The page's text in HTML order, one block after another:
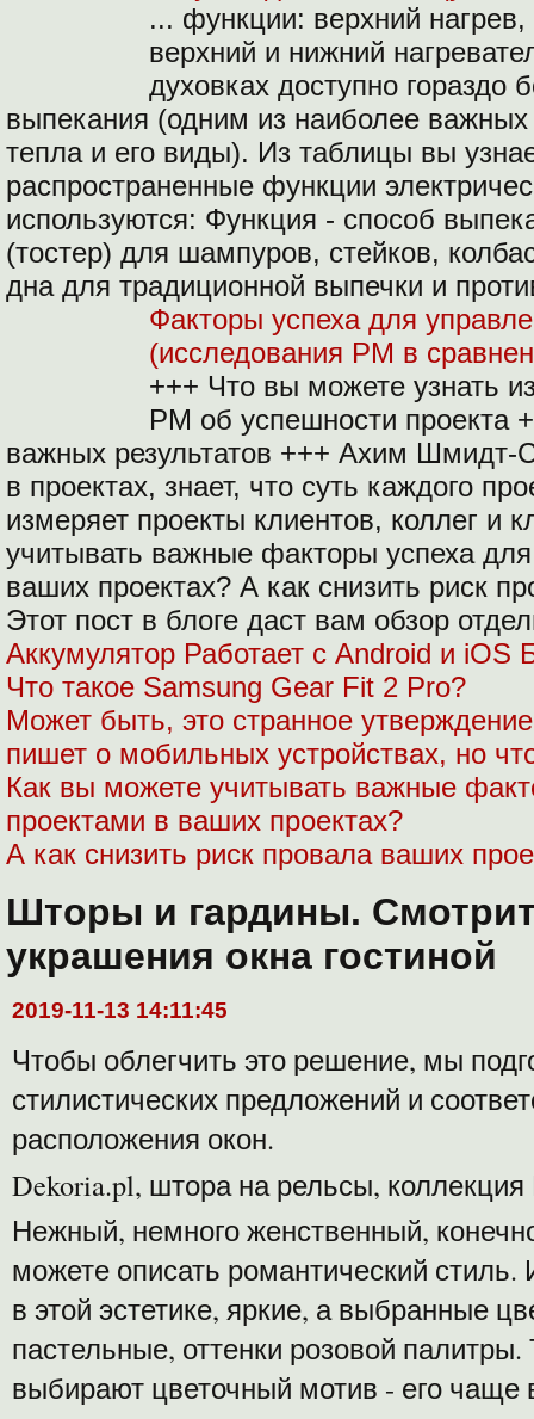
... функции: верхний
верхний и нижний
духовках доступно гораздо
выпекания (одним из наиболее важных
тепла и его виды). Из таблицы вы
распространенные функции
используются: Функция - способ
(тостер) для шампуров, стейков,
дна для традиционной выпечки и
Факторы успеха для
(исследования PM в
+++ Что вы можете узнать
PM об успешности проекта
важных результатов +++ Ахим Шмидт-
в проектах, знает, что суть каждого
измеряет проекты клиентов, коллег и
учитывать важные факторы успеха
ваших проектах? А как снизить риск
Этот пост в блоге даст вам обзор
Аккумулятор Работает с Android и
Что такое Samsung Gear Fit 2 Pro?
Может быть, это странное
пишет о мобильных устройствах, но
Как вы можете учитывать важные
проектами в ваших проектах?
А как снизить риск провала ваших
Шторы и гардины.
украшения окна гостиной
2019-11-13 14:11:45
Чтобы облегчить это решение, мы
стилистических предложений и
расположения окон.
Dekoria.pl, штора на рельсы,
Нежный, немного женственный,
можете описать романтический
в этой эстетике, яркие, а выбранные
пастельные, оттенки розовой
выбирают цветочный мотив - его чаще